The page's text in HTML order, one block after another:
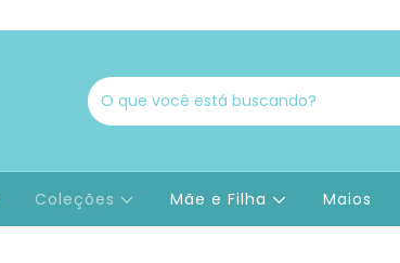
Coleções Mãe e Filha Maios